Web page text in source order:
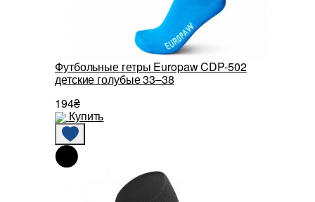
Футбольные гетры Europaw CDP-502
детские голубые 33–38
194₴
Купить